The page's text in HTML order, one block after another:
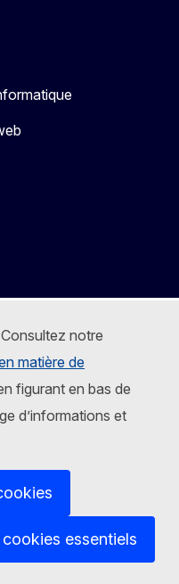
notre
matière de
figurant en bas de
d’informations et
cookies essentiels